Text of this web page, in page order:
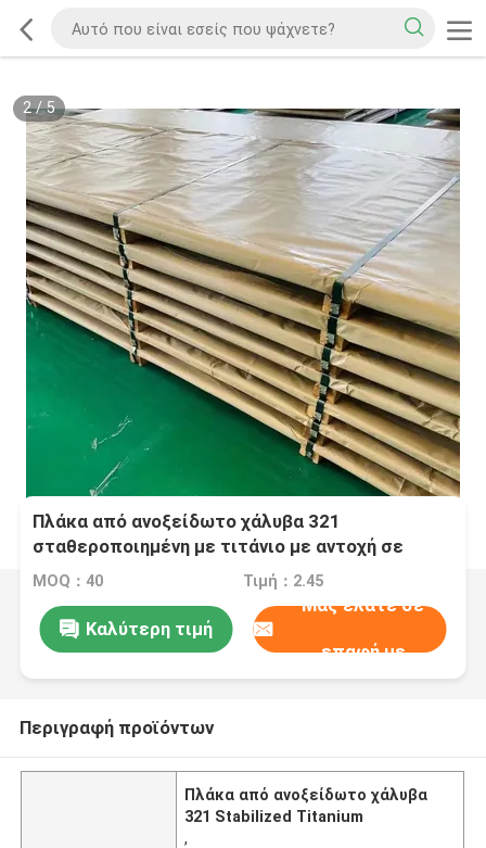
2/5
Πλάκα από ανοξείδωτο χάλυβα 321
σταθεροποιημένη με τιτάνιο με αντοχή σε
υψηλές θερμοκρασίες και αντοχή στη
MOQ：40 Τιμή：2.45
Καλύτερη τιμή
Μας ελάτε σε
επαφή με
Περιγραφή προϊόντων
Πλάκα από ανοξείδωτο χάλυβα
321 Stabilized Titanium
,